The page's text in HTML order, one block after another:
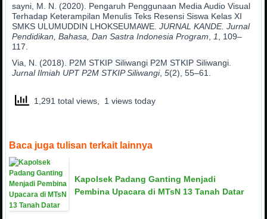
sayni, M. N. (2020). Pengaruh Penggunaan Media Audio Visual
Terhadap Keterampilan Menulis Teks Resensi Siswa Kelas XI
SMKS ULUMUDDIN LHOKSEUMAWE.JURNAL KANDE. Jurnal
Pendidikan, Bahasa, Dan Sastra Indonesia Program
1
, 109–
117.
Via, N. (2018). P2M STKIP Siliwangi P2M STKIP Siliwangi.
Jurnal Ilmiah UPT P2M STKIP Siliwangi,5(2), 55–61.
1,291 total views, 1 views today
Baca juga tulisan terkait lainnya
Kapolsek Padang Ganting Menjadi
Pembina Upacara di MTsN 13 Tanah Datar